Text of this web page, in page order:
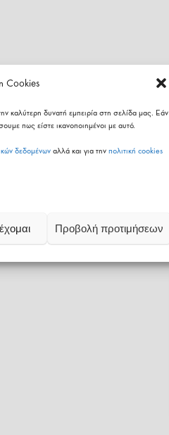
Cookies
καλύτερη δυνατή εμπειρία στη σελίδα μας. Εάν
πως είστε ικανοποιημένοι με αυτό.
δεδομένων αλλά και για την πολιτική cookies
Προβολή προτιμήσεων